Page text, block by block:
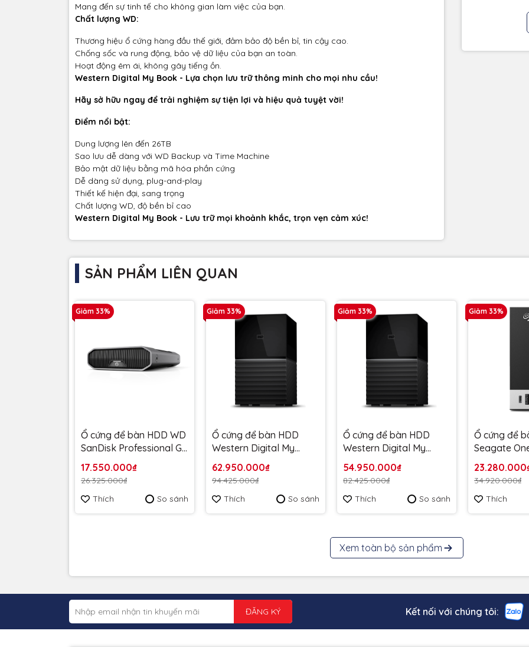
Mang đến sự tinh tế cho không gian làm việc của bạn.
Chất lượng WD:
Thương hiệu ổ cứng hàng đầu thế giới, đảm bảo độ bền bỉ, tin cậy cao.
Chống sốc và rung động, bảo vệ dữ liệu của bạn an toàn.
Hoạt động êm ái, không gây tiếng ồn.
Western Digital My Book - Lựa chọn lưu trữ thông minh cho mọi nhu cầu!
Hãy sở hữu ngay để trải nghiệm sự tiện lợi và hiệu quả tuyệt vời!
Điểm nổi bật:
Dung lượng lên đến 26TB
Sao lưu dễ dàng với WD Backup và Time Machine
Bảo mật dữ liệu bằng mã hóa phần cứng
Dễ dàng sử dụng, plug-and-play
Thiết kế hiện đại, sang trọng
Chất lượng WD, độ bền bỉ cao
Western Digital My Book - Lưu trữ mọi khoảnh khắc, trọn vẹn cảm xúc!
SẢN PHẨM LIÊN QUAN
Giảm 33%
Ổ cứng để bàn HDD WD
SanDisk Professional G-
SDPHF1A-012T-SBAAD -
Bảo hành 3 năm
17.550.000₫
26.325.000₫
Thích
So sánh
Giảm 33%
Ổ cứng để bàn HDD
Western Digital My
WDBFBE0440JBK-SESN
- Bảo hành 3 năm
62.950.000₫
94.425.000₫
Thích
So sánh
Giảm 33%
Ổ cứng để bàn HDD
Western Digital My
WDBFBE0360JBK-SESN
- Bảo hành 3 năm
54.950.000₫
82.425.000₫
Thích
So sánh
Giảm 33%
Ổ cứng để
Seagate
USB 3.0
160MB/s
hành 3 năm
34.920.000₫
Thích
Xem toàn bộ sản phẩm
ĐĂNG KÝ Kết nối với chúng tôi: